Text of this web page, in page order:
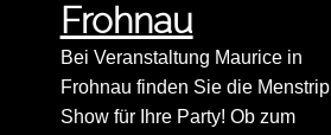
Frohnau
Bei Veranstaltung Maurice in
Frohnau finden Sie die Menstrip
Show für Ihre Party! Ob zum